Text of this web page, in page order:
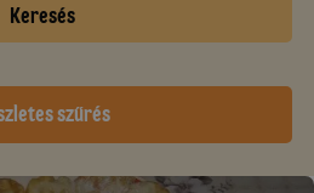
Keresés
szűrés